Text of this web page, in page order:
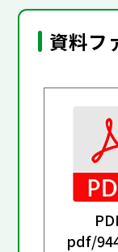
資料フ
pdf/